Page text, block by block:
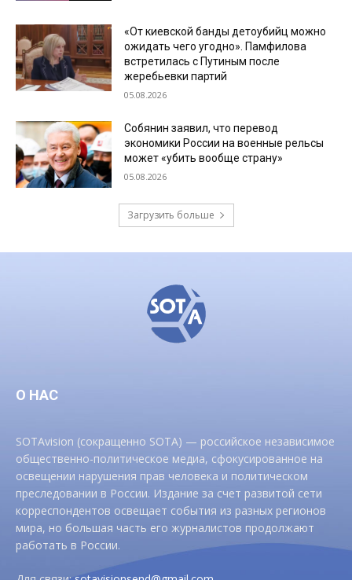
«От киевской банды детоубийц можно
ожидать чего угодно». Памфилова
встретилась с Путиным после
жеребьевки партий
05.08.2026
Собянин заявил, что перевод
экономики России на военные рельсы
может «убить вообще страну»
05.08.2026
Загрузить больше
О НАС
SOTAvision (сокращенно SOTA) — российское независимое
общественно-политическое медиа, сфокусированное на
освещении нарушения прав человека и политическом
преследовании в России. Издание за счет развитой сети
корреспондентов освещает события из разных регионов
мира, но большая часть его журналистов продолжают
работать в России.